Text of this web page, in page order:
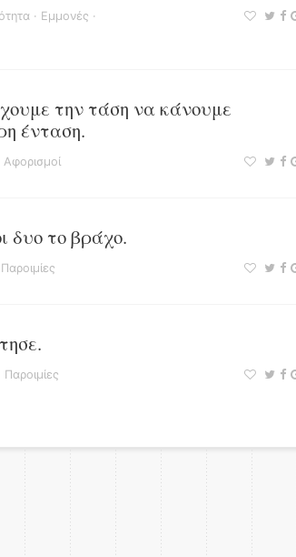
· Εμμονές ·
την τάση να κάνουμε
ένταση.
Αφορισμοί
δυο το βράχο.
Παροιμίες
Παροιμίες